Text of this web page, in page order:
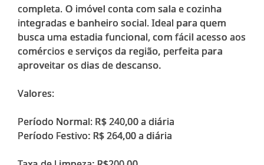
completa. O imóvel conta com sala e cozinha
integradas e banheiro social. Ideal para quem
busca uma estadia funcional, com fácil acesso aos
comércios e serviços da região, perfeita para
aproveitar os dias de descanso.
Valores:
Período Normal: R$ 240,00 a diária
Período Festivo: R$ 264,00 a diária